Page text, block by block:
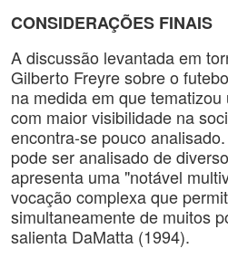
CONSIDERAÇÕES FINAIS
A discussão levantada em
Gilberto Freyre sobre o
na medida em que
com maior visibilidade na
encontra-se pouco
pode ser analisado de
apresenta uma "notável
vocação complexa que
simultaneamente de muitos
salienta DaMatta (1994).